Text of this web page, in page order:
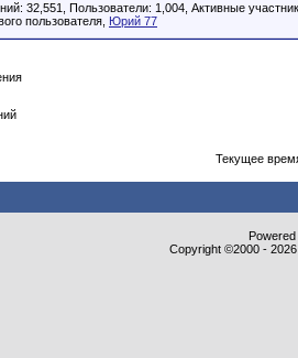
32,551, Пользователи: 1,004, Активные
пользователя, Юрий 77
Текущее
Copyright ©2000 -